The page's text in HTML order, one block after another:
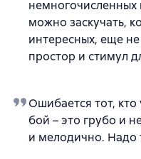
немногочисленных
можно заскучать,
интересных, еще не
простор и стимул
Ошибается тот,
бой – это грубо и
и мелодично. Надо